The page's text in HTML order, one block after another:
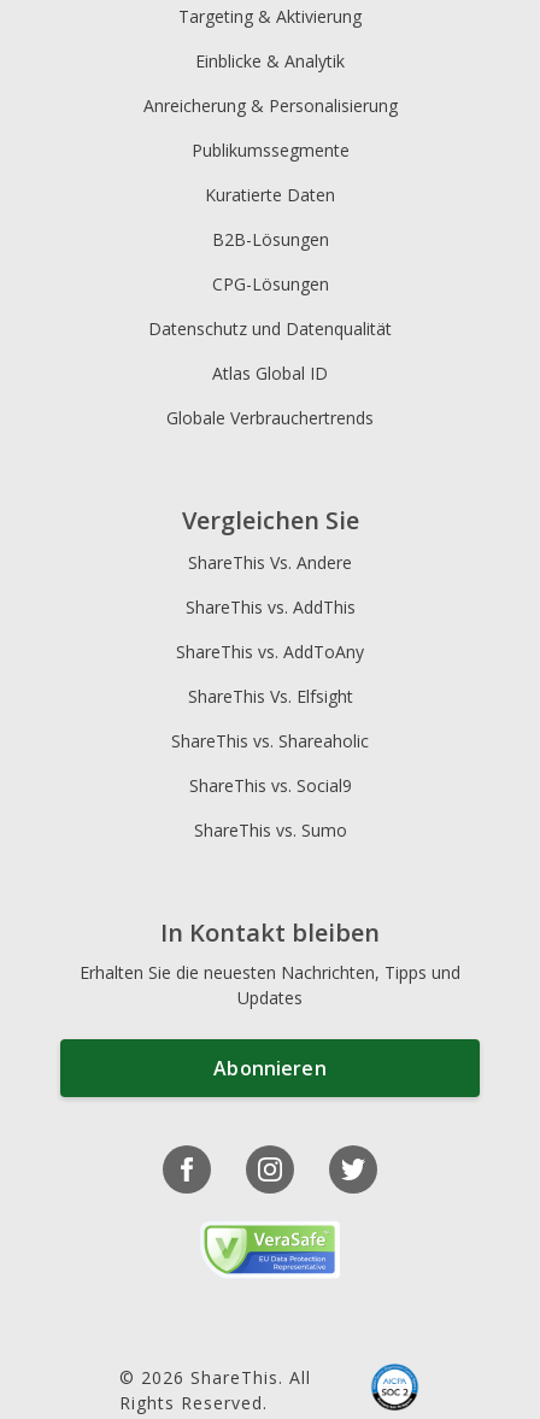
Targeting & Aktivierung
Einblicke & Analytik
Anreicherung & Personalisierung
Publikumssegmente
Kuratierte Daten
B2B-Lösungen
CPG-Lösungen
Datenschutz und Datenqualität
Atlas Global ID
Globale Verbrauchertrends
Vergleichen Sie
ShareThis Vs. Andere
ShareThis vs. AddThis
ShareThis vs. AddToAny
ShareThis Vs. Elfsight
ShareThis vs. Shareaholic
ShareThis vs. Social9
ShareThis vs. Sumo
In Kontakt bleiben
Erhalten Sie die neuesten Nachrichten, Tipps und
Updates
Abonnieren
© 2026 ShareThis. All
Rights Reserved.